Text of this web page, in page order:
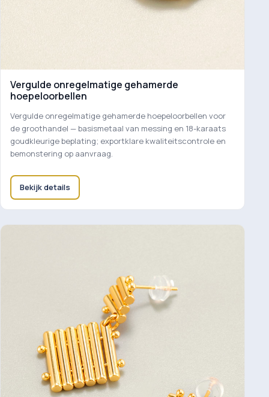
Vergulde onregelmatige gehamerde
hoepeloorbellen
Vergulde onregelmatige gehamerde hoepeloorbellen voor
de groothandel — basismetaal van messing en 18-karaats
goudkleurige beplating; exportklare kwaliteitscontrole en
bemonstering op aanvraag.
Bekijk details